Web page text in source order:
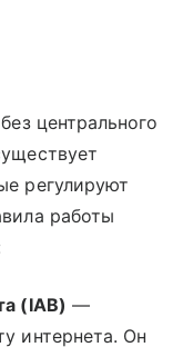
центрального
регулируют
работы
(IAB) —
интернета. Он